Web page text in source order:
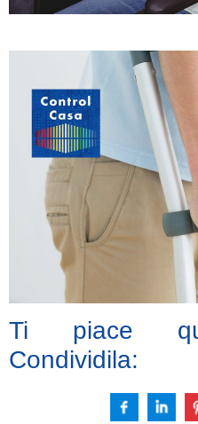
Ti piace
Condividila: